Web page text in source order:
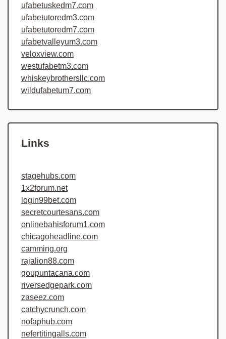
ufabetuskedm7.com
ufabetutoredm3.com
ufabetutoredm7.com
ufabetvalleyum3.com
veloxview.com
westufabetm3.com
whiskeybrothersllc.com
wildufabetum7.com
Links
stagehubs.com
1x2forum.net
login99bet.com
secretcourtesans.com
onlinebahisforum1.com
chicagoheadline.com
camming.org
rajalion88.com
goupuntacana.com
riversedgepark.com
zaseez.com
catchycrunch.com
nofaphub.com
nefertitingalls.com